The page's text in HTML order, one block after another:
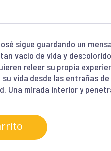
sigue guardando un
vacío de vida y
releer su propia
vida desde las entrañas de
Una mirada interior y